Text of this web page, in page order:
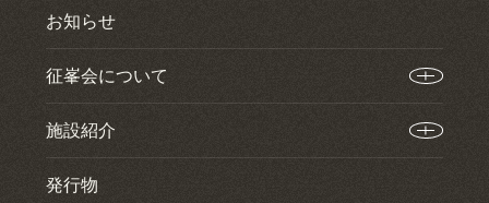
お知らせ
征峯会について
施設紹介
発行物